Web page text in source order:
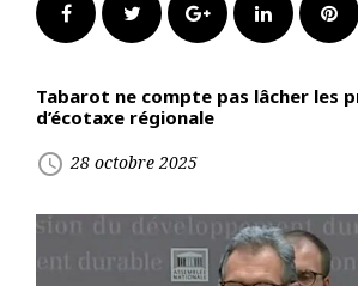
FacebookTwitter Google+LinkedIn
Tabarot ne compte pas lâcher les
d’écotaxe régionale
access_time 28 octobre 2025